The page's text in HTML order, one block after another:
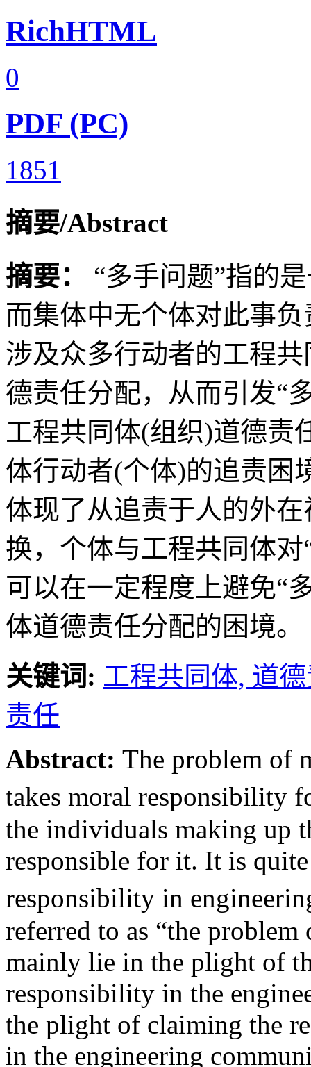
RichHTML
0
PDF (PC)
1851
摘要/Abstract
摘要： “多手问题”指的
而集体中无个体对此事
涉及众多行动者的工程
德责任分配，从而引发“
工程共同体(组织)道德责
体行动者(个体)的追责困
体现了从追责于人的外
换，个体与工程共同体
可以在一定程度上避免“
体道德责任分配的困境。
关键词: 工程共同体, 道
责任
Abstract: The problem of
takes moral responsibility
the individuals making up
responsible for it. It is
responsibility in
referred to as “the problem
mainly lie in the plight of
responsibility in the
the plight of claiming the
in the engineering